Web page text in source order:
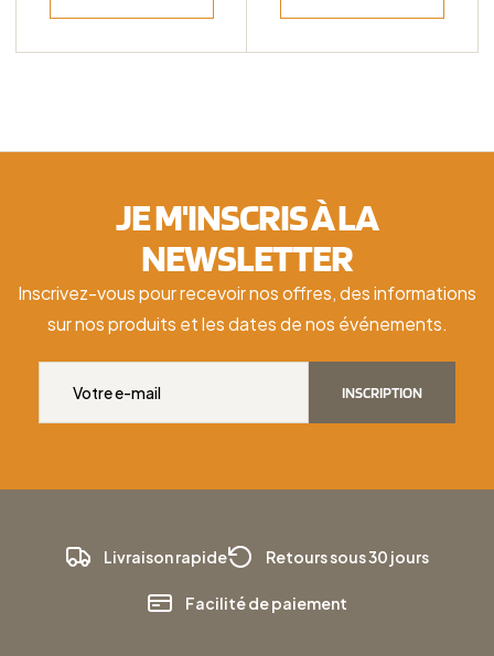
JE M'INSCRIS À LA
NEWSLETTER
Inscrivez-vous pour recevoir nos offres, des informations
sur nos produits et les dates de nos événements.
INSCRIPTION
Livraison rapide Retours sous 30 jours
Facilité de paiement